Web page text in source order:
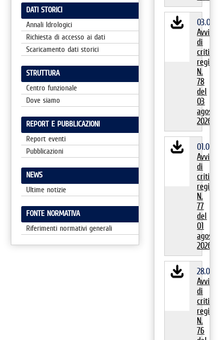
DATI STORICI
Annali Idrologici
Richiesta di accesso ai dati
Scaricamento dati storici
STRUTTURA
Centro funzionale
Dove siamo
REPORT E PUBBLICAZIONI
Report eventi
Pubblicazioni
NEWS
Ultime notizie
FONTE NORMATIVA
Riferimenti normativi generali
Avviso
di
N.
78
del
03
agosto
2026
Avviso
di
N.
77
del
01
agosto
2026
Avviso
di
N.
76